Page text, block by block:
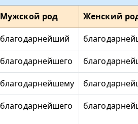
Мужской род Женский
благодарнейший
благодарнейшего
благодарнейшему
благодарнейшего